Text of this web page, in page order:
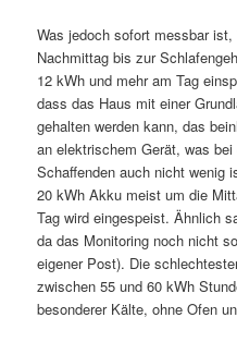
Was jedoch sofort messbar
Nachmittag bis zur
12 kWh und mehr am Tag
dass das Haus mit einer
gehalten werden kann, das
an elektrischem Gerät, was
Schaffenden auch nicht wenig
20 kWh Akku meist um die
Tag wird eingespeist. Ähnlich
da das Monitoring noch nicht
eigener Post). Die
zwischen 55 und 60 kWh
besonderer Kälte, ohne Ofen